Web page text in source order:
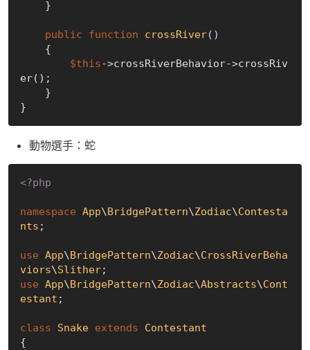
public function crossRiver()
{
$this->crossRiverBehavior->crossRiv
er();
動物選手：蛇
<?php
namespace App\BridgePattern\Zodiac\Contesta
nts ;
use App\BridgePattern\Zodiac\CrossRiverBeha
viors\Slither
use App\BridgePattern\Zodiac\Abstracts\Cont
estant ;
class Snake extends
Contestant
{